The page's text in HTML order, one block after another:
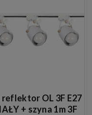
reflektor OL 3F E27
+ szyna 1m 3F